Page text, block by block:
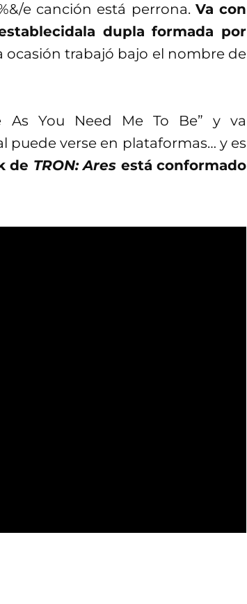
e canción está perrona. Va con
dupla formada por
ocasión trabajó bajo el nombre de
As You Need Me To Be” y va
puede verse en plataformas… y es
de TRON: Ares está conformado